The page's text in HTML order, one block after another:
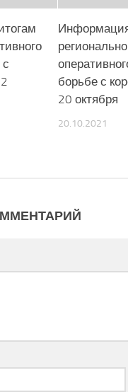
борьбе с
20 октября
20.10.2021